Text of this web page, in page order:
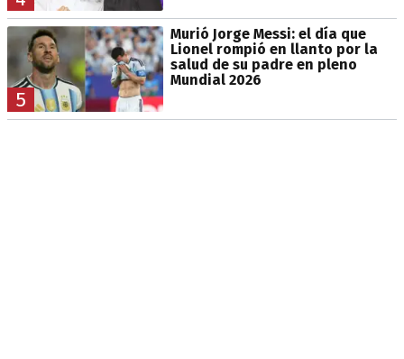
5
Murió Jorge Messi: el día que
Lionel rompió en llanto por la
salud de su padre en pleno
Mundial 2026